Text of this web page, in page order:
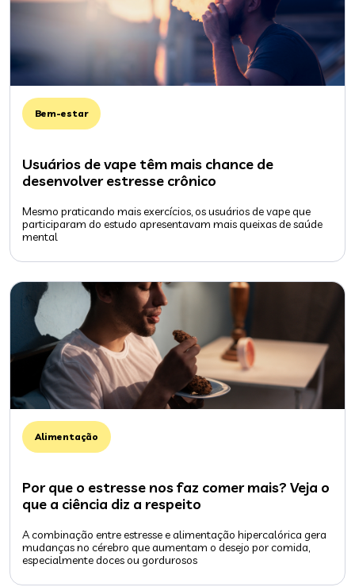
Bem-estar
Usuários de vape têm mais chance de
desenvolver estresse crônico
Mesmo praticando mais exercícios, os usuários de vape que
participaram do estudo apresentavam mais queixas de saúde
mental
Alimentação
Por que o estresse nos faz comer mais? Veja o
que a ciência diz a respeito
A combinação entre estresse e alimentação hipercalórica gera
mudanças no cérebro que aumentam o desejo por comida,
especialmente doces ou gordurosos